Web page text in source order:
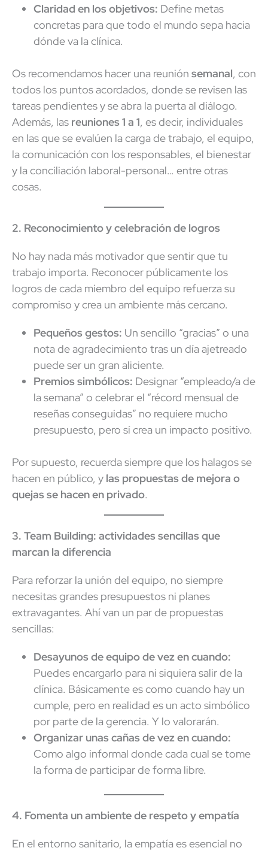
Claridad en los objetivos: Define metas
concretas para que todo el mundo sepa hacia
dónde va la clínica.
Os recomendamos hacer una reunión semanal, con
todos los puntos acordados, donde se revisen las
tareas pendientes y se abra la puerta al diálogo.
Además, las reuniones 1 a 1, es decir, individuales
en las que se evalúen la carga de trabajo, el equipo,
la comunicación con los responsables, el bienestar
y la conciliación laboral-personal… entre otras
cosas.
2. Reconocimiento y celebración de logros
No hay nada más motivador que sentir que tu
trabajo importa. Reconocer públicamente los
logros de cada miembro del equipo refuerza su
compromiso y crea un ambiente más cercano.
Pequeños gestos: Un sencillo “gracias” o una
nota de agradecimiento tras un día ajetreado
puede ser un gran aliciente.
Premios simbólicos: Designar “empleado/a de
la semana” o celebrar el “récord mensual de
reseñas conseguidas” no requiere mucho
presupuesto, pero sí crea un impacto positivo.
Por supuesto, recuerda siempre que los halagos se
hacen en público, y las propuestas de mejora o
quejas se hacen en privado.
3. Team Building: actividades sencillas que
marcan la diferencia
Para reforzar la unión del equipo, no siempre
necesitas grandes presupuestos ni planes
extravagantes. Ahí van un par de propuestas
sencillas:
Desayunos de equipo de vez en cuando:
Puedes encargarlo para ni siquiera salir de la
clínica. Básicamente es como cuando hay un
cumple, pero en realidad es un acto simbólico
por parte de la gerencia. Y lo valorarán.
Organizar unas cañas de vez en cuando:
Como algo informal donde cada cual se tome
la forma de participar de forma libre.
4. Fomenta un ambiente de respeto y empatía
En el entorno sanitario, la empatía es esencial no